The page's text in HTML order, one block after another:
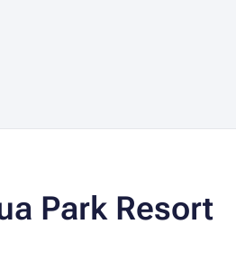
Park Resort